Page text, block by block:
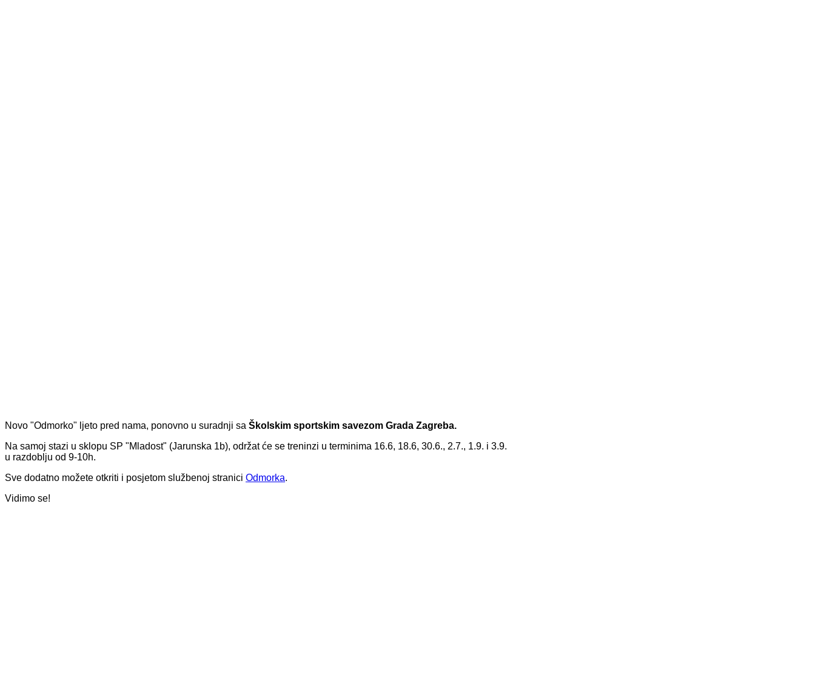
Novo "Odmorko" ljeto pred nama, ponovno u suradnji sa Školskim sportskim savezom Grada Zagreba.
Na samoj stazi u sklopu SP "Mladost" (Jarunska 1b), održat će se treninzi u terminima 16.6, 18.6, 30.6., 2.7., 1.9. i 3.9.
u razdoblju od 9-10h.
Sve dodatno možete otkriti i posjetom službenoj stranici Odmorka.
Vidimo se!